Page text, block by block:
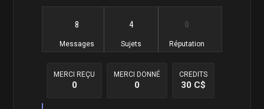
8
Messages
4
Sujets
0
Réputation
MERCI REÇU
0
MERCI DONNÉ
0
CREDITS
30 C$